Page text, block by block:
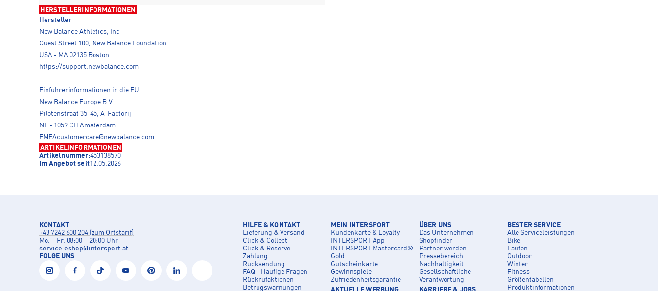
HERSTELLERINFORMATIONEN
Hersteller
New Balance Athletics, Inc
Guest Street 100, New Balance Foundation
USA - MA 02135 Boston
https://support.newbalance.com
Einführerinformationen in die EU:
New Balance Europe B.V.
Pilotenstraat 35-45, A-Factorij
NL - 1059 CH Amsterdam
EMEAcustomercare@newbalance.com
ARTIKELINFORMATIONEN
Artikelnummer:453138570
Im Angebot seit12.05.2026
KONTAKT
+43 7242 600 204 (zum Ortstarif)
Mo. – Fr. 08:00 – 20:00 Uhr
service.eshop@intersport.at
FOLGE UNS
HILFE & KONTAKT
Lieferung & Versand
Click & Collect
Click & Reserve
Zahlung
Rücksendung
FAQ - Häufige Fragen
Rückrufaktionen
Betrugswarnungen
MEIN INTERSPORT
Kundenkarte & Loyalty
INTERSPORT App
INTERSPORT Mastercard®
Gold
Gutscheinkarte
Gewinnspiele
Zufriedenheitsgarantie
AKTUELLE WERBUNG
ÜBER UNS
Das Unternehmen
Shopfinder
Partner werden
Pressebereich
Nachhaltigkeit
Gesellschaftliche
Verantwortung
KARRIERE & JOBS
BESTER SERVICE
Alle Serviceleistungen
Bike
Laufen
Outdoor
Winter
Fitness
Größentabellen
Produktinformationen